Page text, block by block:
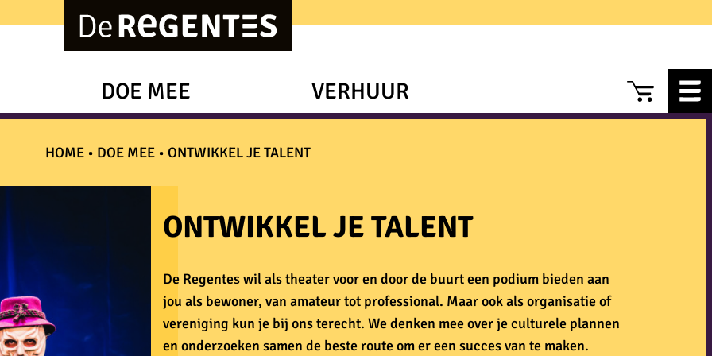
DOE MEE VERHUUR
HOME • DOE MEE • ONTWIKKEL JE TALENT
ONTWIKKEL JE TALENT
De Regentes wil als theater voor en door de buurt een podium bieden aan
jou als bewoner, van amateur tot professional. Maar ook als organisatie of
vereniging kun je bij ons terecht. We denken mee over je culturele plannen
en onderzoeken samen de beste route om er een succes van te maken.